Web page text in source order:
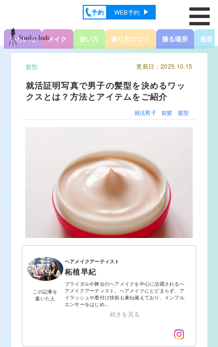
予約 WEB予約
いろいろ メイク 使い方 撮り方のコツ 撮る場所 服装
髪型 更新日：2025.10.15
就活証明写真で男子の髪型を決めるワッ
クスとは？方法とアイテムをご紹介
就活男子 前髪 髪型
この記事を
書いた人
ヘアメイクアーティスト
柘植早紀
ブライダルや舞台のヘアメイクを中心に活躍されるヘ
アメイクアーティスト。ヘアメイクにとどまらず、ア
イラッシュや着付け技術も兼ね備えており、インフル
エンサーをはじめ...
続きを見る